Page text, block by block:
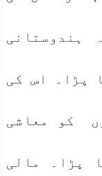
ہندوستانی
پڑا۔ اس کی
کو معاشی
پڑا۔ مالی